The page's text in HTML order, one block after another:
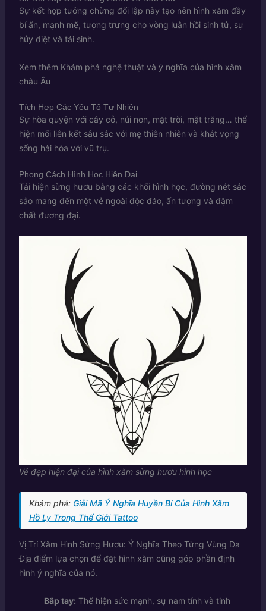
Sự kết hợp tưởng chừng đối lập này tạo nên hình xăm đầy
bí ẩn, mạnh mẽ, tượng trưng cho vòng luân hồi sinh tử, sự
hủy diệt và tái sinh.
Xem thêm Khám phá nghệ thuật và ý nghĩa của hình xăm
châu Âu
Tích Hợp Các Yếu Tố Tự Nhiên
Sự hòa quyện với cây cỏ, núi non, mặt trời, mặt trăng… thể
hiện mối liên kết sâu sắc với mẹ thiên nhiên và khát vọng
sống hài hòa với vũ trụ.
Phong Cách Hình Học Hiện Đại
Tái hiện sừng hươu bằng các khối hình học, đường nét sắc
sảo mang đến một vẻ ngoài độc đáo, ấn tượng và đậm
chất đương đại.
Vẻ đẹp hiện đại của hình xăm sừng hươu hình học
Khám phá: Giải Mã Ý Nghĩa Huyền Bí Của Hình Xăm
Hồ Ly Trong Thế Giới Tattoo
Vị Trí Xăm Hình Sừng Hươu: Ý Nghĩa Theo Từng Vùng Da
Địa điểm lựa chọn để đặt hình xăm cũng góp phần định
hình ý nghĩa của nó.
Bắp tay: Thể hiện sức mạnh, sự nam tính và tinh